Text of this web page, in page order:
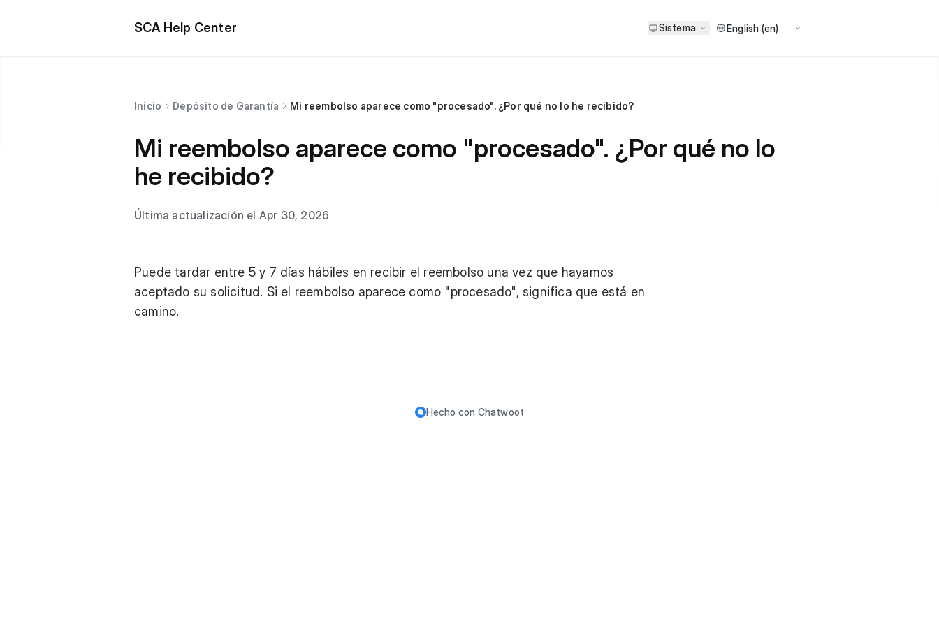
SCA Help Center Sistema
Inicio Depósito de Garantía Mi reembolso aparece como "procesado". ¿Por qué no lo he recibido?
Mi reembolso aparece como "procesado". ¿Por qué no lo
he recibido?
Última actualización el Apr 30, 2026
Puede tardar entre 5 y 7 días hábiles en recibir el reembolso una vez que hayamos
aceptado su solicitud. Si el reembolso aparece como "procesado", significa que está en
camino.
Hecho con Chatwoot